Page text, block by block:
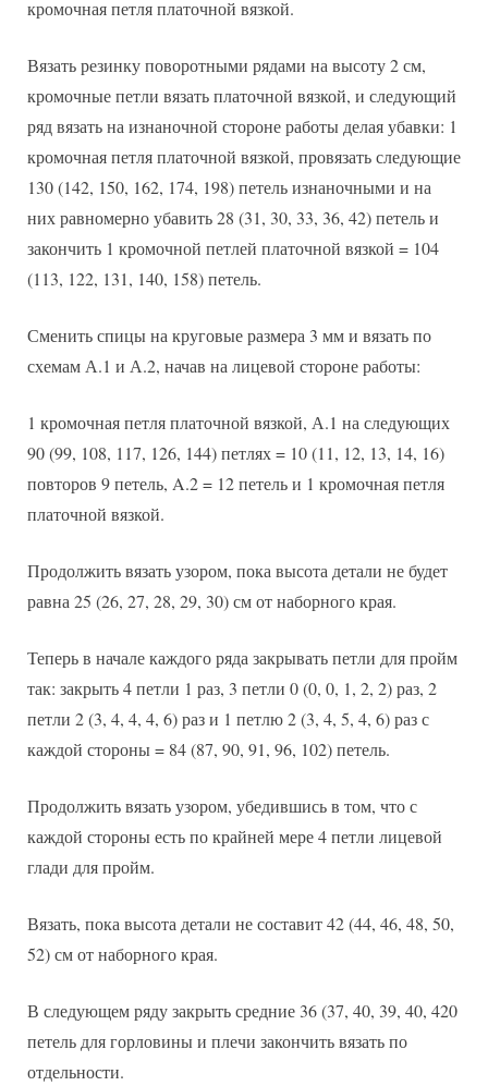
кромочная петля платочной вязкой.
Вязать резинку поворотными рядами на высоту 2 см,
кромочные петли вязать платочной вязкой, и следующий
ряд вязать на изнаночной стороне работы делая убавки: 1
кромочная петля платочной вязкой, провязать следующие
130 (142, 150, 162, 174, 198) петель изнаночными и на
них равномерно убавить 28 (31, 30, 33, 36, 42) петель и
закончить 1 кромочной петлей платочной вязкой = 104
(113, 122, 131, 140, 158) петель.
Сменить спицы на круговые размера 3 мм и вязать по
схемам А.1 и А.2, начав на лицевой стороне работы:
1 кромочная петля платочной вязкой, А.1 на следующих
90 (99, 108, 117, 126, 144) петлях = 10 (11, 12, 13, 14, 16)
повторов 9 петель, A.2 = 12 петель и 1 кромочная петля
платочной вязкой.
Продолжить вязать узором, пока высота детали не будет
равна 25 (26, 27, 28, 29, 30) см от наборного края.
Теперь в начале каждого ряда закрывать петли для пройм
так: закрыть 4 петли 1 раз, 3 петли 0 (0, 0, 1, 2, 2) раз, 2
петли 2 (3, 4, 4, 4, 6) раз и 1 петлю 2 (3, 4, 5, 4, 6) раз с
каждой стороны = 84 (87, 90, 91, 96, 102) петель.
Продолжить вязать узором, убедившись в том, что с
каждой стороны есть по крайней мере 4 петли лицевой
глади для пройм.
Вязать, пока высота детали не составит 42 (44, 46, 48, 50,
52) см от наборного края.
В следующем ряду закрыть средние 36 (37, 40, 39, 40, 420
петель для горловины и плечи закончить вязать по
отдельности.